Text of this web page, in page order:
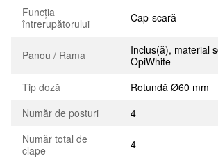
Funcția
întrerupătorului
Cap-scară
Panou / Rama
Inclus(ă), material
OpiWhite
Tip doză
Rotundă Ø60 mm
Număr de posturi
4
Număr total de
clape
4